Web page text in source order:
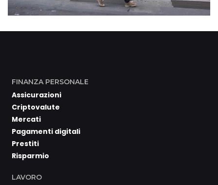
FINANZA PERSONALE
Assicurazioni
Criptovalute
Mercati
Pagamenti digitali
Prestiti
Risparmio
LAVORO